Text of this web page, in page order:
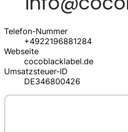
Telefon-Nummer
+4922196881284
Webseite
cocoblacklabel.de
Umsatzsteuer-ID
DE346800426